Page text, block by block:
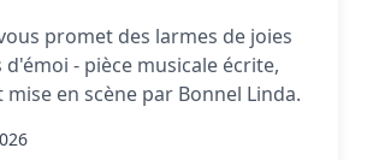
promet des larmes de joies
d'émoi - pièce musicale écrite,
mise en scène par Bonnel Linda.